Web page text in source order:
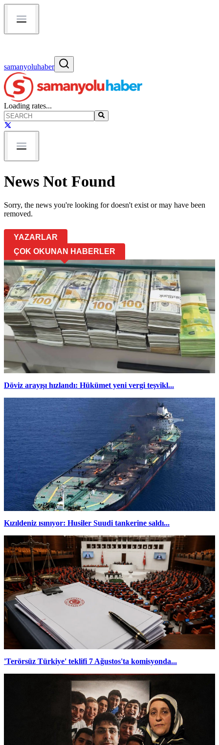
samanyoluhaber
Loading rates...
News Not Found
Sorry, the news you're looking for doesn't exist or may have been
removed.
YAZARLAR
ÇOK OKUNAN HABERLER
Döviz arayışı hızlandı: Hükümet yeni vergi teşvikl...
Kızıldeniz ısınıyor: Husiler Suudi tankerine saldı...
'Terörsüz Türkiye' teklifi 7 Ağustos'ta komisyonda...